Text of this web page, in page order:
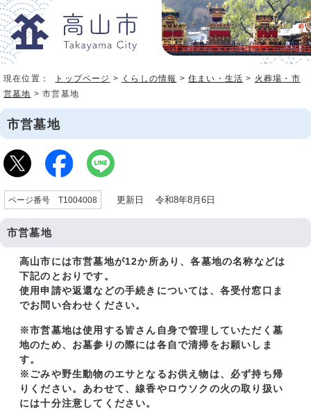
現在位置： トップページ > くらしの情報 >住まい・生活 > 火葬場・市
営墓地 > 市営墓地
市営墓地
ページ番号 T1004008 更新日 令和8年8月6日
市営墓地
高山市には市営墓地が12か所あり、各墓地の名称などは
下記のとおりです。
使用申請や返還などの手続きについては、各受付窓口ま
でお問い合わせください。
※市営墓地は使用する皆さん自身で管理していただく墓
地のため、お墓参りの際には各自で清掃をお願いしま
す。
※ごみや野生動物のエサとなるお供え物は、必ず持ち帰
りください。あわせて、線香やロウソクの火の取り扱い
には十分注意してください。